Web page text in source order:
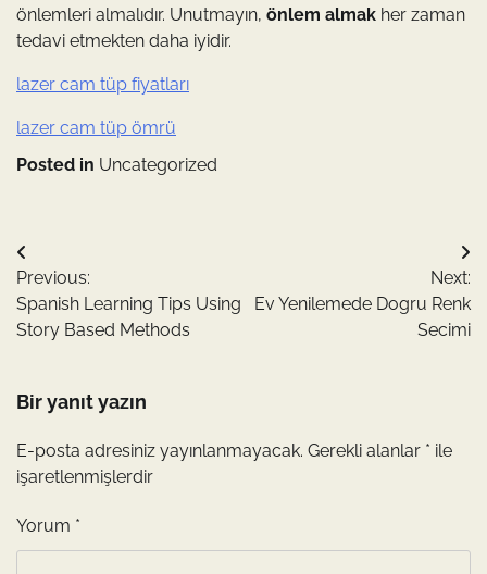
önlemleri almalıdır. Unutmayın, önlem almak her zaman
tedavi etmekten daha iyidir.
lazer cam tüp fiyatları
lazer cam tüp ömrü
Posted in Uncategorized
Yazı
gezinmesi
Previous:
Spanish Learning Tips Using
Story Based Methods
Next:
Ev Yenilemede Dogru Renk
Secimi
Bir yanıt yazın
E-posta adresiniz yayınlanmayacak. Gerekli alanlar * ile
işaretlenmişlerdir
Yorum *